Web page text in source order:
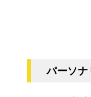
パーソナ